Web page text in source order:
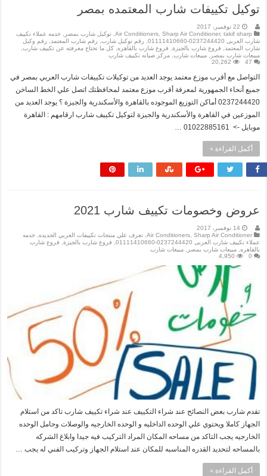
توكيل تكييفات شارب المعتمده بمصر
22 نوفمبر، 2017
Air Conditioners,Sharp Air Conditioner,takif sharp
,توكيل شارب بمصر,خدمه عملاء تكييف
شارب العربى 0237244420-01111410660
,رقم توكيل شارب , رقم شارب المعتمد,رقم وكيل
شارب المعتمد,فروع شارب بالجيزة,فروع شارب بالقاهره,كل ما تحتاج معرفته عن تكييف شارب ,
مبيعات شارب بمصر,مبيعات شارب , مركز صيانه تكييف شارب
47
20,262
التواصل مع أقرب موزع معتمد يوجد العديد من توكيلات تكييفات شارب العربي بمصر في
جميع أنحاء الجمهورية لمعرفة أقرب موزع معتمد لمحافظتك اتصل علي الخط الساخن
0237244420 أماكن التوزيع الموجوده بالقاهرة والأسكندرية والجيزة ؟ يوجد العديد من
الموزعين في القاهرة والأسكندرية والجيزة لتوكيل تكييف شارب ارقامهم : القاهرة
موبايل -> 01022885161 …
أكمل القراءة »
عروض وخصومات تكييف شارب 2021
14 نوفمبر، 2017
Air Conditioners,Sharp Air Conditioner
,تعرف علي منتجات تكييفات العربي الجديده,خدمه
عملاء تكييف شارب العربى 0237244420-01111410660
,فروع شارب بالجيزة,فروع شارب
بالقاهره,مبيعات شارب بمصر,مبيعات شارب
0
4,950
تقدم شارب بعض النصائح عند شراء التكييف عند شراء تكييف شارب تاكد من استلام
الجهاز كاملا ويحتوي علي الوحده الداخليه و الوحده الخارجيه والوصلات وحامل الوحده
الخارجيه يجب التاكد من مساحه المكان المراد التركيب فيه جيدا وابلاغ الشركه
بالمساحه لتحديد القدره المناسبه للمكان عند استلام الجهاز وتركيب الفني له يجب …
أكمل القراءة »